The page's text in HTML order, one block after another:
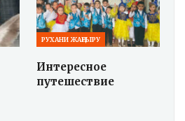
РУХАНИ ЖАҢҒЫРУ
Интересное
путешествие